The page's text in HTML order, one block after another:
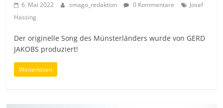
6. Mai 2022 smago_redaktion 0 Kommentare
Josef
Hassing
Der originelle Song des Münsterländers wurde von GERD
JAKOBS produziert!
Weiterlesen